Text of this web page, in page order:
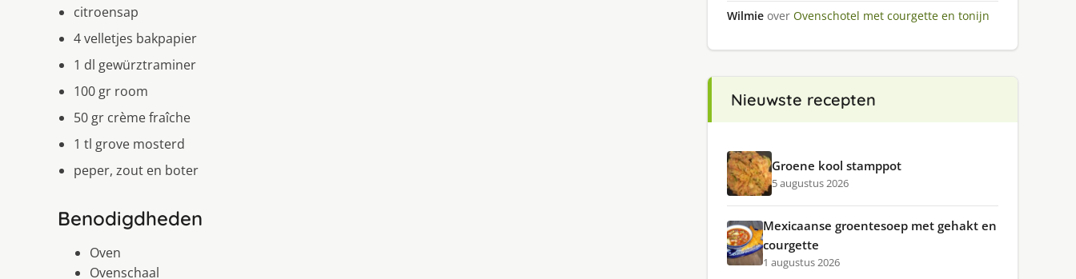
citroensap
4 velletjes bakpapier
1 dl gewürztraminer
100 gr room
50 gr crème fraîche
1 tl grove mosterd
peper, zout en boter
Benodigdheden
Oven
Ovenschaal
Wilmie over Ovenschotel met courgette en tonijn
Nieuwste recepten
Groene kool stamppot
5 augustus 2026
Mexicaanse groentesoep met gehakt en
courgette
1 augustus 2026